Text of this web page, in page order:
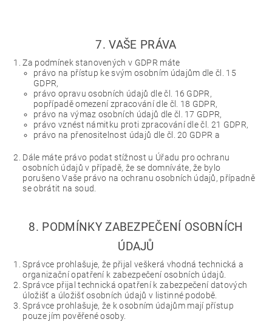
7. VAŠE PRÁVA
Za podmínek stanovených v GDPR máte
právo na přístup ke svým osobním údajům dle čl. 15
GDPR,
právo opravu osobních údajů dle čl. 16 GDPR,
popřípadě omezení zpracování dle čl. 18 GDPR,
právo na výmaz osobních údajů dle čl. 17 GDPR,
právo vznést námitku proti zpracování dle čl. 21 GDPR,
právo na přenositelnost údajů dle čl. 20 GDPR a
Dále máte právo podat stížnost u Úřadu pro ochranu
osobních údajů v případě, že se domníváte, že bylo
porušeno Vaše právo na ochranu osobních údajů, případně
se obrátit na soud.
8. PODMÍNKY ZABEZPEČENÍ OSOBNÍCH
ÚDAJŮ
Správce prohlašuje, že přijal veškerá vhodná technická a
organizační opatření k zabezpečení osobních údajů.
Správce přijal technická opatření k zabezpečení datových
úložišť a úložišť osobních údajů v listinné podobě.
Správce prohlašuje, že k osobním údajům mají přístup
pouze jím pověřené osoby.